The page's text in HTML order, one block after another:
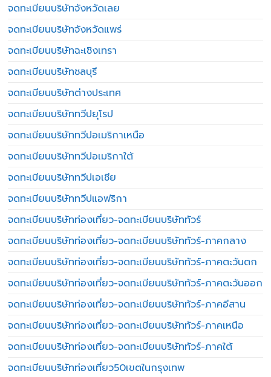
จดทะเบียนบริษัทจังหวัดเลย
จดทะเบียนบริษัทจังหวัดแพร่
จดทะเบียนบริษัทฉะเชิงเทรา
จดทะเบียนบริษัทชลบุรี
จดทะเบียนบริษัทต่างประเทศ
จดทะเบียนบริษัททวีปยุโรป
จดทะเบียนบริษัททวีปอเมริกาเหนือ
จดทะเบียนบริษัททวีปอเมริกาใต้
จดทะเบียนบริษัททวีปเอเชีย
จดทะเบียนบริษัททวีปแอฟริกา
จดทะเบียนบริษัทท่องเที่ยว-จดทะเบียนบริษัททัวร์
จดทะเบียนบริษัทท่องเที่ยว-จดทะเบียนบริษัททัวร์-ภาคกลาง
จดทะเบียนบริษัทท่องเที่ยว-จดทะเบียนบริษัททัวร์-ภาคตะวันตก
จดทะเบียนบริษัทท่องเที่ยว-จดทะเบียนบริษัททัวร์-ภาคตะวันออก
จดทะเบียนบริษัทท่องเที่ยว-จดทะเบียนบริษัททัวร์-ภาคอีสาน
จดทะเบียนบริษัทท่องเที่ยว-จดทะเบียนบริษัททัวร์-ภาคเหนือ
จดทะเบียนบริษัทท่องเที่ยว-จดทะเบียนบริษัททัวร์-ภาคใต้
จดทะเบียนบริษัทท่องเที่ยว50เขตในกรุงเทพ